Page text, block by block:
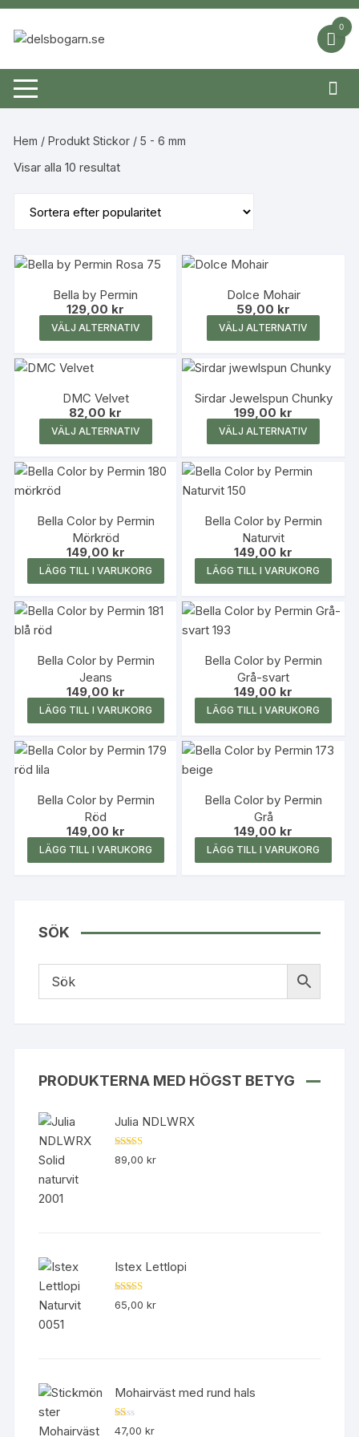
Hoppa
innehåll
0
Hem / Produkt Stickor / 5 - 6 mm
Visar alla 10 resultatSortera
popularitet
Bella by Permin
129,00 kr
VÄLJ ALTERNATIV
här
produkten
varianter.
De
alternativen
väljas
produktsidan
Dolce Mohair
59,00 kr
VÄLJ ALTERNATIV
här
flera
De
väljas
DMC Velvet
82,00 kr
VÄLJ ALTERNATIV
här
produkten
varianter.
olika
alternativen
väljas
produktsidan
Sirdar Jewelspun Chunky
199,00 kr
VÄLJ ALTERNATIV
här
olika
väljas
Bella Color by Permin
Mörkröd
149,00 kr
LÄGG TILL I VARUKORG
Bella Color by Permin
Naturvit
149,00 kr
LÄGG TILL I VARUKORG
Bella Color by Permin
Jeans
149,00 kr
LÄGG TILL I VARUKORG
Bella Color by Permin
Grå-svart
149,00 kr
LÄGG TILL I VARUKORG
Bella Color by Permin
Röd
149,00 kr
LÄGG TILL I VARUKORG
Bella Color by Permin
Grå
149,00 kr
LÄGG TILL I VARUKORG
SÖK
PRODUKTERNA MED HÖGST BETYG
Julia NDLWRX
Betygsatt
5.00av 5
89,00kr
Istex Lettlopi
Betygsatt
4.50av 5
65,00kr
Mohairväst med rund hals
B
47,00kr